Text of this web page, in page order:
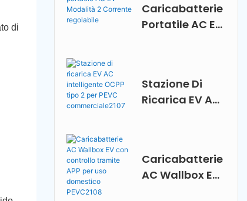
di
Caricabatterie
Portatile AC EV
Stazione Di
Ricarica EV AC
Commerciale2
107
Caricabatterie
AC Wallbox EV